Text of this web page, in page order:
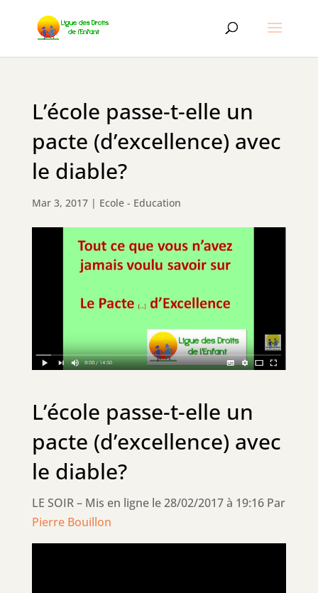
L’école passe-t-elle un
pacte (d’excellence) avec
le diable?
Mar 3, 2017| Ecole - Education
L’école passe-t-elle un
pacte (d’excellence) avec
le diable?
LE SOIR – Mis en ligne le 28/02/2017 à 19:16 Par
Pierre Bouillon